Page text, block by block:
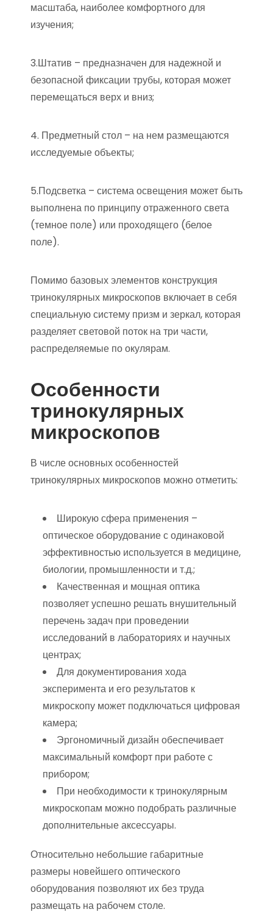
масштаба, наиболее комфортного для
изучения;
3.Штатив – предназначен для надежной и
безопасной фиксации трубы, которая может
перемещаться верх и вниз;
4. Предметный стол – на нем размещаются
исследуемые объекты;
5.Подсветка – система освещения может быть
выполнена по принципу отраженного света
(темное поле) или проходящего (белое
поле).
Помимо базовых элементов конструкция
тринокулярных микроскопов включает в себя
специальную систему призм и зеркал, которая
разделяет световой поток на три части,
распределяемые по окулярам.
Особенности
тринокулярных
микроскопов
В числе основных особенностей
тринокулярных микроскопов можно отметить:
Широкую сфера применения –
оптическое оборудование с одинаковой
эффективностью используется в медицине,
биологии, промышленности и т.д.;
Качественная и мощная оптика
позволяет успешно решать внушительный
перечень задач при проведении
исследований в лабораториях и научных
центрах;
Для документирования хода
эксперимента и его результатов к
микроскопу может подключаться цифровая
камера;
Эргономичный дизайн обеспечивает
максимальный комфорт при работе с
прибором;
При необходимости к тринокулярным
микроскопам можно подобрать различные
дополнительные аксессуары.
Относительно небольшие габаритные
размеры новейшего оптического
оборудования позволяют их без труда
размещать на рабочем столе.